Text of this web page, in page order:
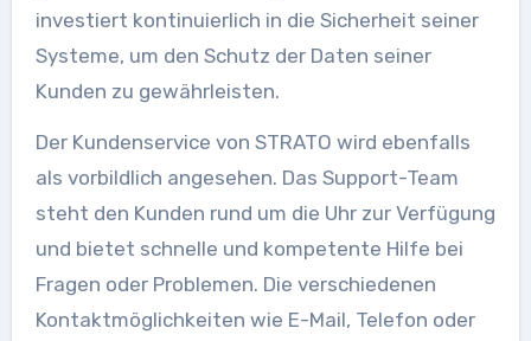
investiert kontinuierlich in die Sicherheit seiner
Systeme, um den Schutz der Daten seiner
Kunden zu gewährleisten.
Der Kundenservice von STRATO wird ebenfalls
als vorbildlich angesehen. Das Support-Team
steht den Kunden rund um die Uhr zur Verfügung
und bietet schnelle und kompetente Hilfe bei
Fragen oder Problemen. Die verschiedenen
Kontaktmöglichkeiten wie E-Mail, Telefon oder